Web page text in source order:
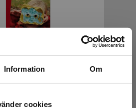
Information Om
cookies
Torben (red.) m.fl.